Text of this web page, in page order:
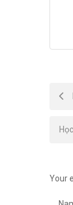
Your